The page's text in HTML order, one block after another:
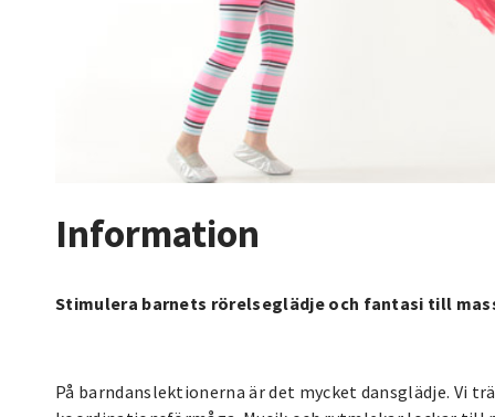
Information
Stimulera barnets rörelseglädje och fantasi till
På barndanslektionerna är det mycket dansglädje. Vi